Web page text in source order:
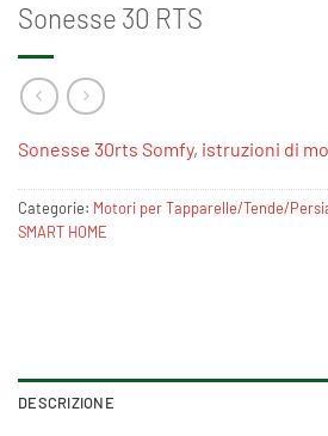
Sonesse 30 RTS
Sonesse 30rts Somfy, istruzioni di
Categorie: Motori per Tapparelle/Tende/
SMART HOME
DESCRIZIONE